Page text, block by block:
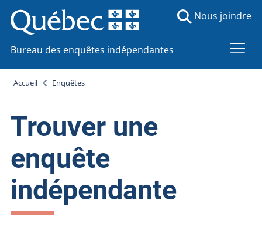
Bureau des enquêtes indépendantes
Nous joindre
Accueil Enquêtes
Trouver une
enquête
indépendante